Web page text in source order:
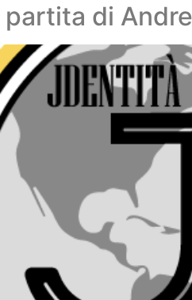
di